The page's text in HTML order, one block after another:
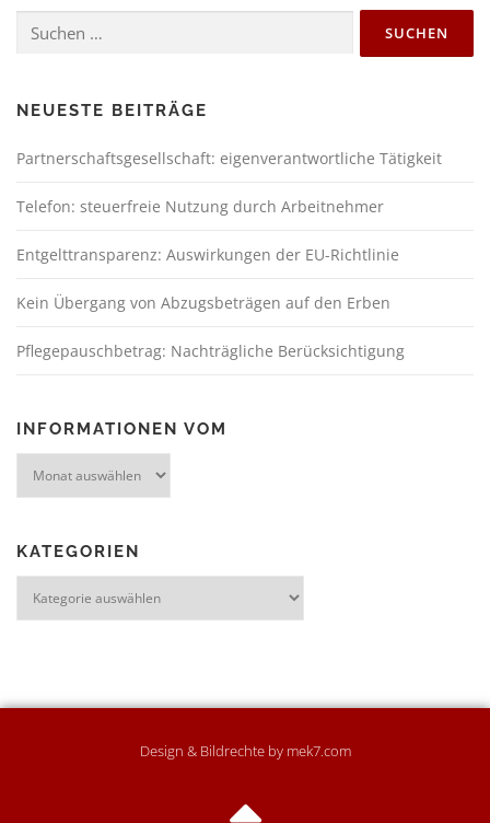
NEUESTE BEITRÄGE
Partnerschaftsgesellschaft: eigenverantwortliche Tätigkeit
Telefon: steuerfreie Nutzung durch Arbeitnehmer
Entgelttransparenz: Auswirkungen der EU-Richtlinie
Kein Übergang von Abzugsbeträgen auf den Erben
Pflegepauschbetrag: Nachträgliche Berücksichtigung
INFORMATIONEN VOM
KATEGORIEN
Design & Bildrechte by mek7.com